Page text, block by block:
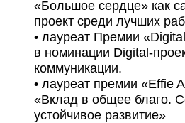
«Большое сердце» как
проект среди лучших
• лауреат Премии
в номинации Digital-
коммуникации.
• лауреат премии «Effie
«Вклад в общее благо.
устойчивое развитие»